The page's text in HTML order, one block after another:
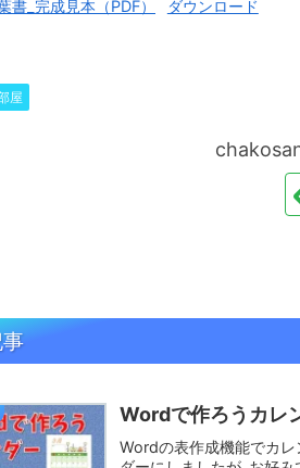
書_完成見本（PDF） ダウンロード
屋
Wordで作ろうカレ
Wordの表作成機能でカ